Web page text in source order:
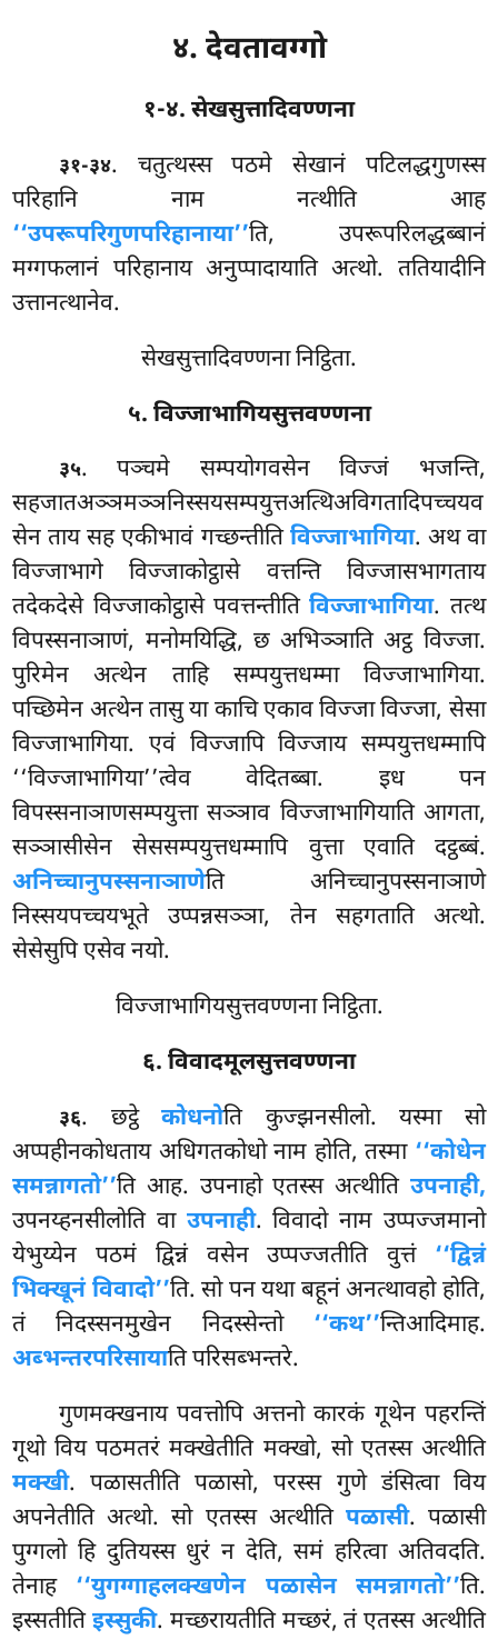
४. देवतावग्गो
१-४. सेखसुत्तादिवण्णना
३१-३४. चतुत्थस्स पठमे सेखानं पटिलद्धगुणस्स
परिहानि नाम नत्थीति आह
‘‘उपरूपरिगुणपरिहानाया’’ति, उपरूपरिलद्धब्बानं
मग्गफलानं परिहानाय अनुप्पादायाति अत्थो. ततियादीनि
उत्तानत्थानेव.
सेखसुत्तादिवण्णना निट्ठिता.
५. विज्जाभागियसुत्तवण्णना
३५. पञ्चमे सम्पयोगवसेन विज्जं भजन्ति,
सहजातअञ्ञमञ्ञनिस्सयसम्पयुत्तअत्थिअविगतादिपच्चयव
सेन ताय सह एकीभावं गच्छन्तीतिविज्जाभागिया. अथ वा
विज्जाभागे विज्जाकोट्ठासे वत्तन्ति विज्जासभागताय
तदेकदेसे विज्जाकोट्ठासे पवत्तन्तीतिविज्जाभागिया. तत्थ
विपस्सनाञाणं, मनोमयिद्धि, छ अभिञ्ञाति अट्ठ विज्जा.
पुरिमेन अत्थेन ताहि सम्पयुत्तधम्मा विज्जाभागिया.
पच्छिमेन अत्थेन तासु या काचि एकाव विज्जाविज्जा, सेसा
विज्जाभागिया. एवं विज्जापि विज्जाय सम्पयुत्तधम्मापि
‘‘विज्जाभागिया’’त्वेव वेदितब्बा. इध पन
विपस्सनाञाणसम्पयुत्ता सञ्ञाव विज्जाभागियाति आगता,
सञ्ञासीसेन सेससम्पयुत्तधम्मापि वुत्ता एवाति दट्ठब्बं.
अनिच्चानुपस्सनाञाणेति अनिच्चानुपस्सनाञाणे
निस्सयपच्चयभूते उप्पन्नसञ्ञा, तेन सहगताति अत्थो.
सेसेसुपि एसेव नयो.
विज्जाभागियसुत्तवण्णना निट्ठिता.
६. विवादमूलसुत्तवण्णना
३६. छट्ठेकोधनोति कुज्झनसीलो. यस्मा सो
अप्पहीनकोधताय अधिगतकोधो नाम होति, तस्मा ‘‘कोधेन
समन्नागतो’’ति आह. उपनाहो एतस्स अत्थीति उपनाही,
उपनय्हनसीलोति वा उपनाही. विवादो नाम उप्पज्जमानो
येभुय्येन पठमं द्विन्नं वसेन उप्पज्जतीति वुत्तं ‘‘द्विन्नं
भिक्खूनं विवादो’’ति. सो पन यथा बहूनं अनत्थावहो होति,
तं निदस्सनमुखेन निदस्सेन्तो ‘‘कथ’’न्तिआदिमाह.
अब्भन्तरपरिसायाति परिसब्भन्तरे.
गुणमक्खनाय पवत्तोपि अत्तनो कारकं गूथेन पहरन्तिं
गूथो विय पठमतरं मक्खेतीति मक्खो, सो एतस्स अत्थीति
मक्खी. पळासतीति पळासो, परस्स गुणे डंसित्वा विय
अपनेतीति अत्थो. सो एतस्स अत्थीति पळासी. पळासी
पुग्गलो हि दुतियस्स धुरं न देति, समं हरित्वा अतिवदति.
तेनाह ‘‘युगग्गाहलक्खणेन पळासेन समन्नागतो’’ति.
इस्सतीतिइस्सुकी. मच्छरायतीति मच्छरं, तं एतस्स अत्थीति